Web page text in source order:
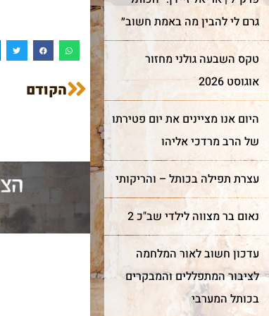
גרם לי להבין מה באמת חשוב״
טקס השבעה גולני מחזור
אוגוסט 2026
היום אנו מציינים את יום פטירתו
של הרב מרדכי אליהו
עצרת תפילה בכותל – והריקותי
נאום בר מצווה לילדי שב"כ 2
עדכון חשוב לאור המלחמה
לציבור המתפללים והמבקרים
בכותל המערבי
הקודם